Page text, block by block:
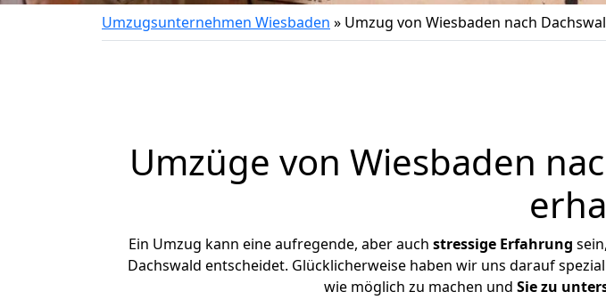
Umzugsunternehmen Wiesbaden » Umzug von Wiesbaden nach
Umzüge von Wiesbaden
Ein Umzug kann eine aufregende, aber auch stressige Erfahrung
Dachswald entscheidet. Glücklicherweise haben wir uns darauf
wie möglich zu machen und Sie zu